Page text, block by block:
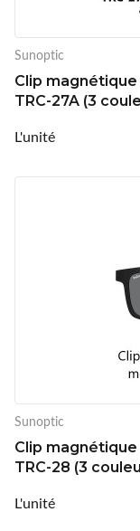
Sunoptic
Clip
TRC-27A (3
L'unité
Sunoptic
Clip
TRC-28 (3
L'unité